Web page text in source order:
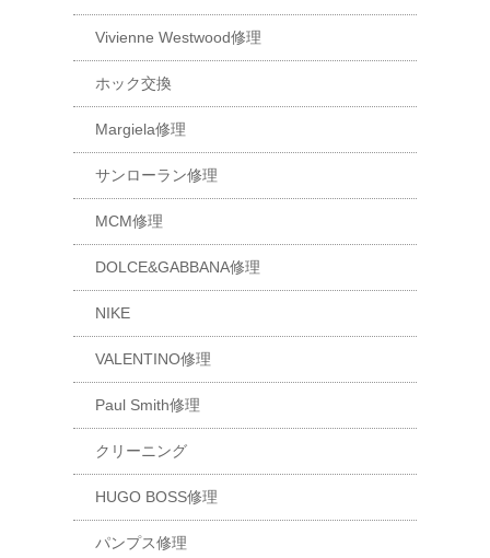
Vivienne Westwood修理
ホック交換
Margiela修理
サンローラン修理
MCM修理
DOLCE&GABBANA修理
NIKE
VALENTINO修理
Paul Smith修理
クリーニング
HUGO BOSS修理
パンプス修理